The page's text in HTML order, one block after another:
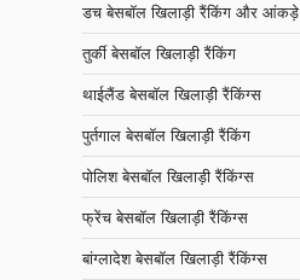
डच बेसबॉल खिलाड़ी रैंकिंग और आंकड़े
तुर्की बेसबॉल खिलाड़ी रैंकिंग
थाईलैंड बेसबॉल खिलाड़ी रैंकिंग्स
पुर्तगाल बेसबॉल खिलाड़ी रैंकिंग
पोलिश बेसबॉल खिलाड़ी रैंकिंग्स
फ्रेंच बेसबॉल खिलाड़ी रैंकिंग्स
बांग्लादेश बेसबॉल खिलाड़ी रैंकिंग्स